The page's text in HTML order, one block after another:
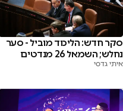
סקר חדש: הליכוד מוביל - סער
נחלש; השמאל 26 מנדטים
איתי גדסי